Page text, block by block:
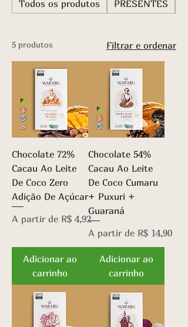
Todos os produtos PRESENTES
5 produtos Filtrar e ordenar
Chocolate 72%
Cacau Ao Leite
De Coco Zero
Adição De Açúcar
A partir de R$ 4,92
Preço promocional
Adicionar ao
carrinho
Chocolate 54%
Cacau Ao Leite
De Coco Cumaru
+ Puxuri +
Guaraná
A partir de R$ 14,90
Preço promocional
Adicionar ao
carrinho